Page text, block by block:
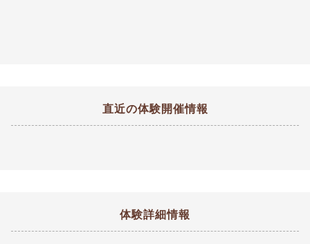
直近の体験開催情報
体験詳細情報